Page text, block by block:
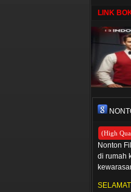
LINK
(High
Nonton
di rumah